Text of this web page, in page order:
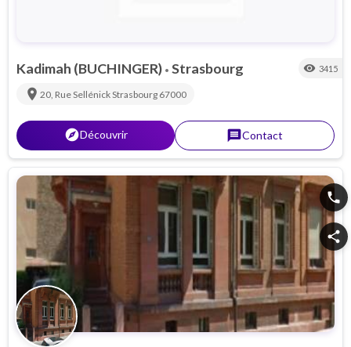
Kadimah (BUCHINGER) • Strasbourg visibility 3415
location_on 20, Rue SellénickStrasbourg 67000
explorerDécouvrir messageContact
phone
share